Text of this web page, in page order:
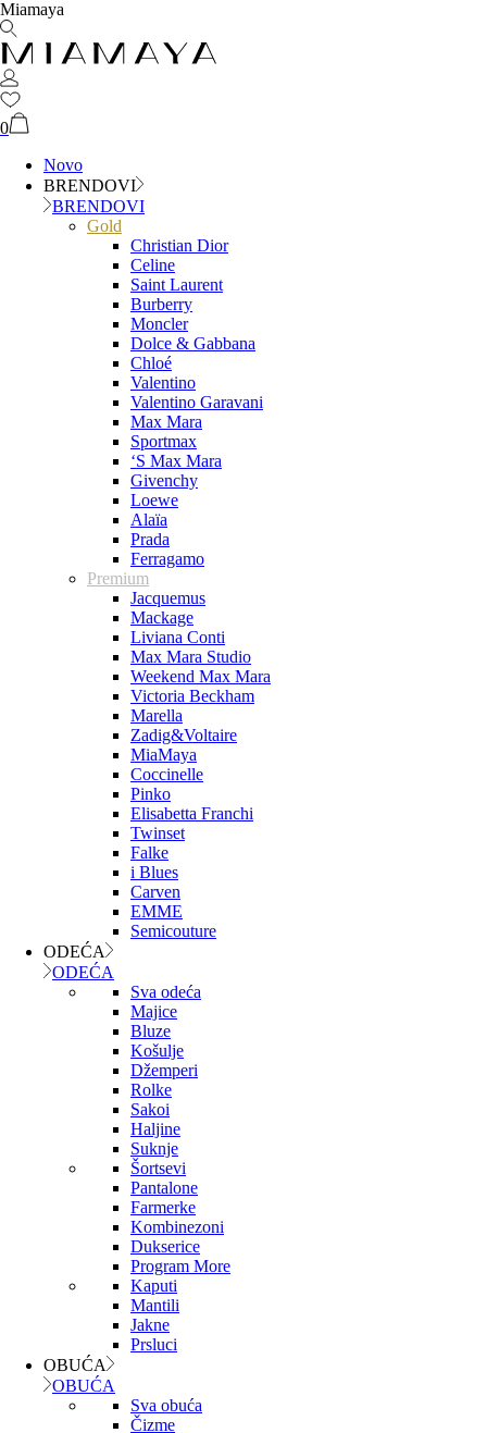
Miamaya
0
Novo
BRENDOVI
BRENDOVI
Gold
Christian Dior
Celine
Saint Laurent
Burberry
Moncler
Dolce & Gabbana
Chloé
Valentino
Valentino Garavani
Max Mara
Sportmax
‘S Max Mara
Givenchy
Loewe
Alaïa
Prada
Ferragamo
Premium
Jacquemus
Mackage
Liviana Conti
Max Mara Studio
Weekend Max Mara
Victoria Beckham
Marella
Zadig&Voltaire
MiaMaya
Coccinelle
Pinko
Elisabetta Franchi
Twinset
Falke
i Blues
Carven
EMME
Semicouture
ODEĆA
ODEĆA
Sva odeća
Majice
Bluze
Košulje
Džemperi
Rolke
Sakoi
Haljine
Suknje
Šortsevi
Pantalone
Farmerke
Kombinezoni
Dukserice
Program More
Kaputi
Mantili
Jakne
Prsluci
OBUĆA
OBUĆA
Sva obuća
Čizme